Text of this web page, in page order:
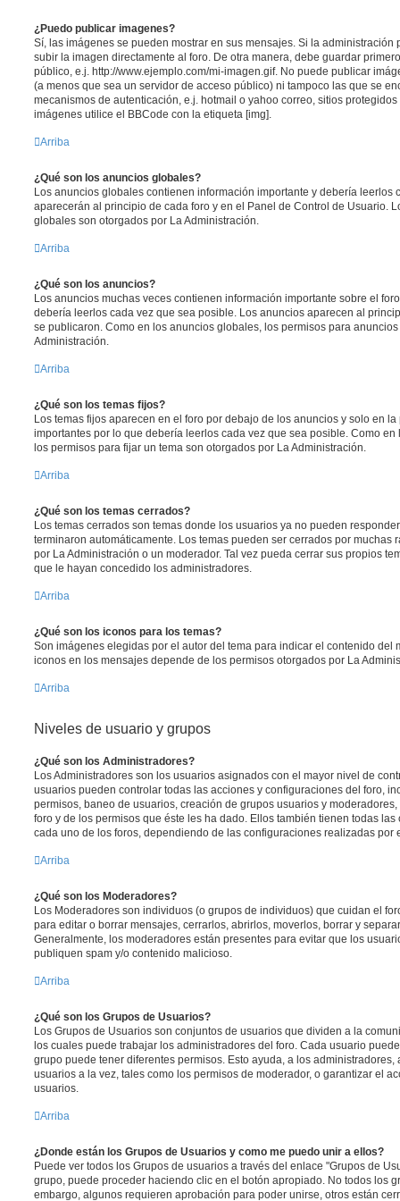
¿Puedo publicar imagenes?
Sí, las imágenes se pueden mostrar en sus mensajes. Si la administración
subir la imagen directamente al foro. De otra manera, debe guardar
público, e.j. http://www.ejemplo.com/mi-imagen.gif. No puede publicar
(a menos que sea un servidor de acceso público) ni tampoco las que se
mecanismos de autenticación, e.j. hotmail o yahoo correo, sitios
imágenes utilice el BBCode con la etiqueta [img].
Arriba
¿Qué son los anuncios globales?
Los anuncios globales contienen información importante y debería leerlos
aparecerán al principio de cada foro y en el Panel de Control de Usuario.
globales son otorgados por La Administración.
Arriba
¿Qué son los anuncios?
Los anuncios muchas veces contienen información importante sobre el
debería leerlos cada vez que sea posible. Los anuncios aparecen al
se publicaron. Como en los anuncios globales, los permisos para
Administración.
Arriba
¿Qué son los temas fijos?
Los temas fijos aparecen en el foro por debajo de los anuncios y solo en
importantes por lo que debería leerlos cada vez que sea posible. Como
los permisos para fijar un tema son otorgados por La Administración.
Arriba
¿Qué son los temas cerrados?
Los temas cerrados son temas donde los usuarios ya no pueden
terminaron automáticamente. Los temas pueden ser cerrados por muchas
por La Administración o un moderador. Tal vez pueda cerrar sus propios
que le hayan concedido los administradores.
Arriba
¿Qué son los iconos para los temas?
Son imágenes elegidas por el autor del tema para indicar el contenido del
iconos en los mensajes depende de los permisos otorgados por La
Arriba
Niveles de usuario y grupos
¿Qué son los Administradores?
Los Administradores son los usuarios asignados con el mayor nivel de
usuarios pueden controlar todas las acciones y configuraciones del foro,
permisos, baneo de usuarios, creación de grupos usuarios y
foro y de los permisos que éste les ha dado. Ellos también tienen todas
cada uno de los foros, dependiendo de las configuraciones realizadas por
Arriba
¿Qué son los Moderadores?
Los Moderadores son individuos (o grupos de individuos) que cuidan el
para editar o borrar mensajes, cerrarlos, abrirlos, moverlos, borrar y
Generalmente, los moderadores están presentes para evitar que los
publiquen spam y/o contenido malicioso.
Arriba
¿Qué son los Grupos de Usuarios?
Los Grupos de Usuarios son conjuntos de usuarios que dividen a la
los cuales puede trabajar los administradores del foro. Cada usuario
grupo puede tener diferentes permisos. Esto ayuda, a los
usuarios a la vez, tales como los permisos de moderador, o garantizar el
usuarios.
Arriba
¿Donde están los Grupos de Usuarios y como me puedo unir a ellos?
Puede ver todos los Grupos de usuarios a través del enlace "Grupos de
grupo, puede proceder haciendo clic en el botón apropiado. No todos los
embargo, algunos requieren aprobación para poder unirse, otros están